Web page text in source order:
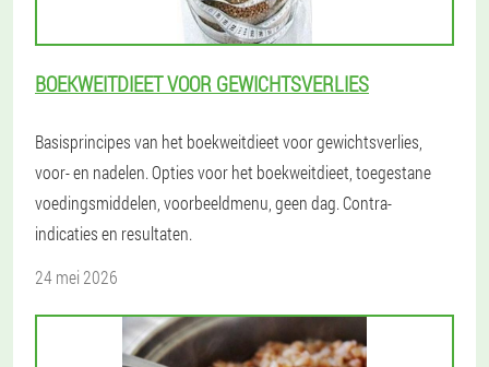
BOEKWEITDIEET VOOR GEWICHTSVERLIES
Basisprincipes van het boekweitdieet voor gewichtsverlies,
voor- en nadelen. Opties voor het boekweitdieet, toegestane
voedingsmiddelen, voorbeeldmenu, geen dag. Contra-
indicaties en resultaten.
24 mei 2026